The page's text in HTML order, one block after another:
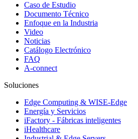
Caso de Estudio
Documento Técnico
Enfoque en la Industria
Video
Noticias
Catálogo Electrónico
FAQ
A-connect
Soluciones
Edge Computing & WISE-Edge
Energía y Servicios
iFactory - Fábricas inteligentes
iHealthcare